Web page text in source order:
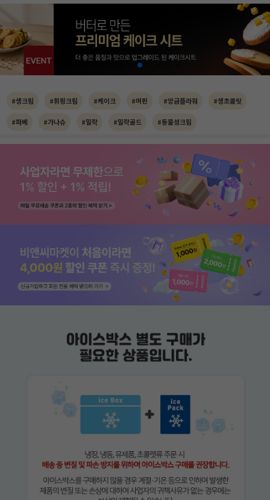
#생크림 #휘핑크림 #케이크 #머핀 #앙금플라워 #생초콜릿
#파베 #가나슈 #밀락 #밀락골드 #동물성크림